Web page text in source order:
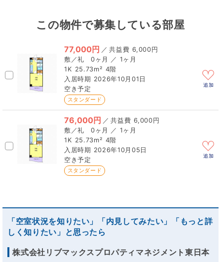
この物件で募集している部屋
77,000円 ／
6,000円
0ヶ月 ／ 1ヶ月
1K 25.73m² 4階
2026年10月01日
空き予定
スタンダード
追加
76,000円 ／
6,000円
0ヶ月 ／ 1ヶ月
1K 25.73m² 4階
2026年10月05日
空き予定
スタンダード
追加
「空室状況を知りたい」「内見してみたい」「もっと詳
しく知りたい」と思ったら
株式会社リブマックスプロパティマネジメント東日本